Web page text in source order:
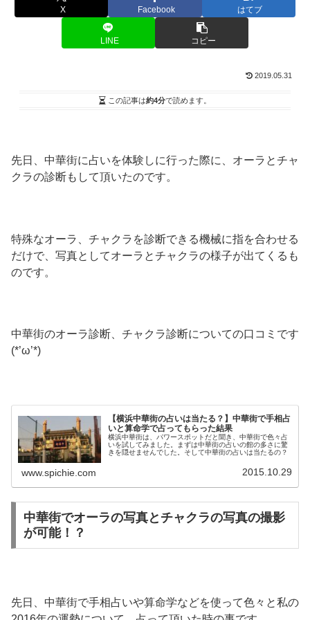
X Facebook はてブ
LINE コピー
2019.05.31
この記事は約4分で読めます。
先日、中華街に占いを体験しに行った際に、オーラとチャ
クラの診断もして頂いたのです。
特殊なオーラ、チャクラを診断できる機械に指を合わせる
だけで、写真としてオーラとチャクラの様子が出てくるも
のです。
中華街のオーラ診断、チャクラ診断についての口コミです
(*’ω’*)
【横浜中華街の占いは当たる？】中華街で手相占
いと算命学で占ってもらった結果
横浜中華街は、パワースポットだと聞き、中華街で色々占
いを試してみました。まずは中華街の占いの館の多さに驚
きを隠せませんでした。そして中華街の占いは当たるの？
www.spichie.com 2015.10.29
中華街でオーラの写真とチャクラの写真の撮影
が可能！？
先日、中華街で手相占いや算命学などを使って色々と私の